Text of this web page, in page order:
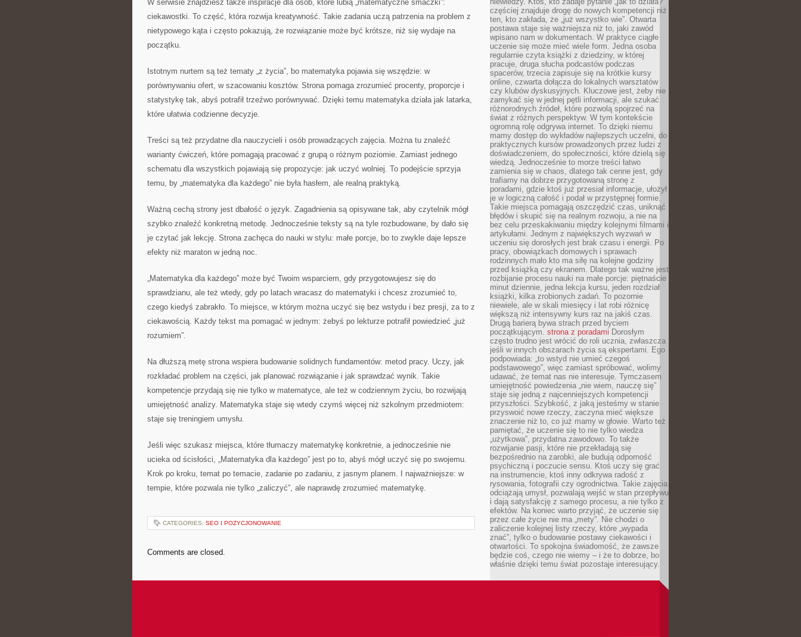
W serwisie znajdziesz także inspiracje dla osób, które lubią „matematyczne smaczki”:
ciekawostki. To część, która rozwija kreatywność. Takie zadania uczą patrzenia na problem z
nietypowego kąta i często pokazują, że rozwiązanie może być krótsze, niż się wydaje na
początku.
Istotnym nurtem są też tematy „z życia”, bo matematyka pojawia się wszędzie: w
porównywaniu ofert, w szacowaniu kosztów. Strona pomaga zrozumieć procenty, proporcje i
statystykę tak, abyś potrafił trzeźwo porównywać. Dzięki temu matematyka działa jak latarka,
które ułatwia codzienne decyzje.
Treści są też przydatne dla nauczycieli i osób prowadzących zajęcia. Można tu znaleźć
warianty ćwiczeń, które pomagają pracować z grupą o różnym poziomie. Zamiast jednego
schematu dla wszystkich pojawiają się propozycje: jak uczyć wolniej. To podejście sprzyja
temu, by „matematyka dla każdego” nie była hasłem, ale realną praktyką.
Ważną cechą strony jest dbałość o język. Zagadnienia są opisywane tak, aby czytelnik mógł
szybko znaleźć konkretną metodę. Jednocześnie teksty są na tyle rozbudowane, by dało się
je czytać jak lekcję. Strona zachęca do nauki w stylu: małe porcje, bo to zwykle daje lepsze
efekty niż maraton w jedną noc.
„Matematyka dla każdego” może być Twoim wsparciem, gdy przygotowujesz się do
sprawdzianu, ale też wtedy, gdy po latach wracasz do matematyki i chcesz zrozumieć to,
czego kiedyś zabrakło. To miejsce, w którym można uczyć się bez wstydu i bez presji, za to z
ciekawością. Każdy tekst ma pomagać w jednym: żebyś po lekturze potrafił powiedzieć „już
rozumiem”.
Na dłuższą metę strona wspiera budowanie solidnych fundamentów: metod pracy. Uczy, jak
rozkładać problem na części, jak planować rozwiązanie i jak sprawdzać wynik. Takie
kompetencje przydają się nie tylko w matematyce, ale też w codziennym życiu, bo rozwijają
umiejętność analizy. Matematyka staje się wtedy czymś więcej niż szkolnym przedmiotem:
staje się treningiem umysłu.
Jeśli więc szukasz miejsca, które tłumaczy matematykę konkretnie, a jednocześnie nie
ucieka od ścisłości, „Matematyka dla każdego” jest po to, abyś mógł uczyć się po swojemu.
Krok po kroku, temat po temacie, zadanie po zadaniu, z jasnym planem. I najważniejsze: w
tempie, które pozwala nie tylko „zaliczyć”, ale naprawdę zrozumieć matematykę.
CATEGORIES: SEO I POZYCJONOWANIE
Comments are closed.
częściej znajduje drogę do nowych kompetencji niż
ten, kto zakłada, że „już wszystko wie”. Otwarta
postawa staje się ważniejsza niż to, jaki zawód
wpisano nam w dokumentach. W praktyce ciągłe
uczenie się może mieć wiele form. Jedna osoba
regularnie czyta książki z dziedziny, w której
pracuje, druga słucha podcastów podczas
spacerów, trzecia zapisuje się na krótkie kursy
online, czwarta dołącza do lokalnych warsztatów
czy klubów dyskusyjnych. Kluczowe jest, żeby nie
zamykać się w jednej pętli informacji, ale szukać
różnorodnych źródeł, które pozwolą spojrzeć na
świat z różnych perspektyw. W tym kontekście
ogromną rolę odgrywa internet. To dzięki niemu
mamy dostęp do wykładów najlepszych uczelni, do
praktycznych kursów prowadzonych przez ludzi z
doświadczeniem, do społeczności, które dzielą się
wiedzą. Jednocześnie to morze treści łatwo
zamienia się w chaos, dlatego tak cenne jest, gdy
trafiamy na dobrze przygotowaną stronę z
poradami, gdzie ktoś już przesiał informacje, ułożył
je w logiczną całość i podał w przystępnej formie.
Takie miejsca pomagają oszczędzić czas, uniknąć
błędów i skupić się na realnym rozwoju, a nie na
bez celu przeskakiwaniu między kolejnymi filmami i
artykułami. Jednym z największych wyzwań w
uczeniu się dorosłych jest brak czasu i energii. Po
pracy, obowiązkach domowych i sprawach
rodzinnych mało kto ma siłę na kolejne godziny
przed książką czy ekranem. Dlatego tak ważne jest
rozbijanie procesu nauki na małe porcje: piętnaście
minut dziennie, jedna lekcja kursu, jeden rozdział
książki, kilka zrobionych zadań. To pozornie
niewiele, ale w skali miesięcy i lat robi różnicę
większą niż intensywny kurs raz na jakiś czas.
Drugą barierą bywa strach przed byciem
początkującym. strona z poradami Dorosłym
często trudno jest wrócić do roli ucznia, zwłaszcza
jeśli w innych obszarach życia są ekspertami. Ego
podpowiada: „to wstyd nie umieć czegoś
podstawowego”, więc zamiast spróbować, wolimy
udawać, że temat nas nie interesuje. Tymczasem
umiejętność powiedzenia „nie wiem, nauczę się”
staje się jedną z najcenniejszych kompetencji
przyszłości. Szybkość, z jaką jesteśmy w stanie
przyswoić nowe rzeczy, zaczyna mieć większe
znaczenie niż to, co już mamy w głowie. Warto też
pamiętać, że uczenie się to nie tylko wiedza
„użytkowa”, przydatna zawodowo. To także
rozwijanie pasji, które nie przekładają się
bezpośrednio na zarobki, ale budują odporność
psychiczną i poczucie sensu. Ktoś uczy się grać
na instrumencie, ktoś inny odkrywa radość z
rysowania, fotografii czy ogrodnictwa. Takie zajęcia
odciążają umysł, pozwalają wejść w stan przepływu
i dają satysfakcję z samego procesu, a nie tylko z
efektów. Na koniec warto przyjąć, że uczenie się
przez całe życie nie ma „mety”. Nie chodzi o
zaliczenie kolejnej listy rzeczy, które „wypada
znać”, tylko o budowanie postawy ciekawości i
otwartości. To spokojna świadomość, że zawsze
będzie coś, czego nie wiemy – i że to dobrze, bo
właśnie dzięki temu świat pozostaje interesujący.